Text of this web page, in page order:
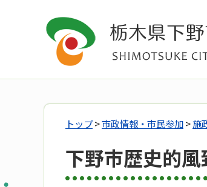
トップ>市政情報・市民参加>施
下野市歴史的